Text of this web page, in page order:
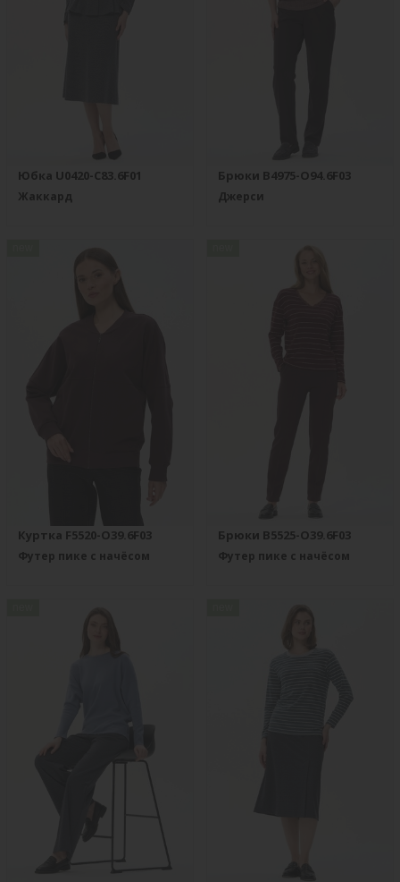
Юбка U0420-C83.6F01
Жаккард
Брюки B4975-O94.6F03
Джерси
Куртка F5520-O39.6F03
Футер пике с начёсом
Брюки B5525-O39.6F03
Футер пике с начёсом